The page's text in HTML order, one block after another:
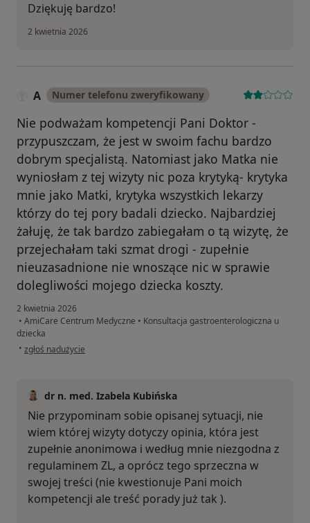
Dziękuję bardzo!
2 kwietnia 2026
A Numer telefonu zweryfikowany
Nie podważam kompetencji Pani Doktor -
przypuszczam, że jest w swoim fachu bardzo
dobrym specjalistą. Natomiast jako Matka nie
wyniosłam z tej wizyty nic poza krytyką- krytyka
mnie jako Matki, krytyka wszystkich lekarzy
którzy do tej pory badali dziecko. Najbardziej
żałuję, że tak bardzo zabiegałam o tą wizytę, że
przejechałam taki szmat drogi - zupełnie
nieuzasadnione nie wnoszące nic w sprawie
dolegliwości mojego dziecka koszty.
2 kwietnia 2026
• AmiCare Centrum Medyczne • Konsultacja gastroenterologiczna u
dziecka
• w opinii użytkownika A
zgłoś nadużycie
dr n. med. Izabela Kubińska
Nie przypominam sobie opisanej sytuacji, nie
wiem której wizyty dotyczy opinia, która jest
zupełnie anonimowa i według mnie niezgodna z
regulaminem ZL, a oprócz tego sprzeczna w
swojej treści (nie kwestionuje Pani moich
kompetencji ale treść porady już tak ).